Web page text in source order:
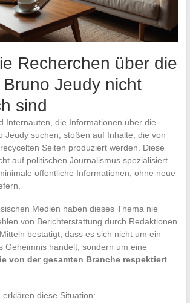
Recherchen über die
Jeudy nicht
sind
Internauten, die Informationen über die
Jeudy suchen, stoßen auf Inhalte, die von
Seiten produziert werden. Diese
auf politischen Journalismus spezialisiert
öffentliche Informationen, ohne neue
Medien haben dieses Thema nie
von Berichterstattung durch Redaktionen
bestätigt, dass es sich nicht um ein
Geheimnis handelt, sondern um eine
von der gesamten Branche respektiert
diese Situation: